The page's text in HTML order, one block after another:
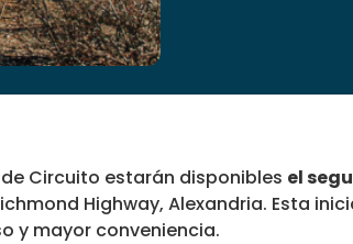
Circuito estarán disponibles el
Highway, Alexandria. Esta
y mayor conveniencia.